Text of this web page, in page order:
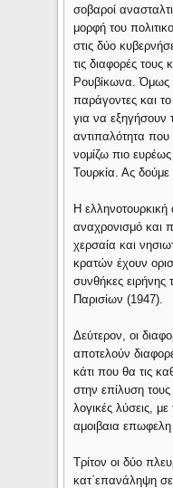
σοβαροί
μορφή του
στις δύο
τις διαφορές
Ρουβίκωνα. Όμως
παράγοντες και
για να εξηγήσουν
αντιπαλότητα που
νομίζω πιο
Τουρκία. Ας δούμε
Η ελληνοτουρκική
αναχρονισμό και
χερσαία και
κρατών έχουν
συνθήκες
Παρισίων (1947).
Δεύτερον, οι
αποτελούν
κάτι που θα τις
στην επίλυση τους
λογικές λύσεις,
αμοιβαια επωφελη
Τρίτον οι δύο
κατ΄επανάληψη